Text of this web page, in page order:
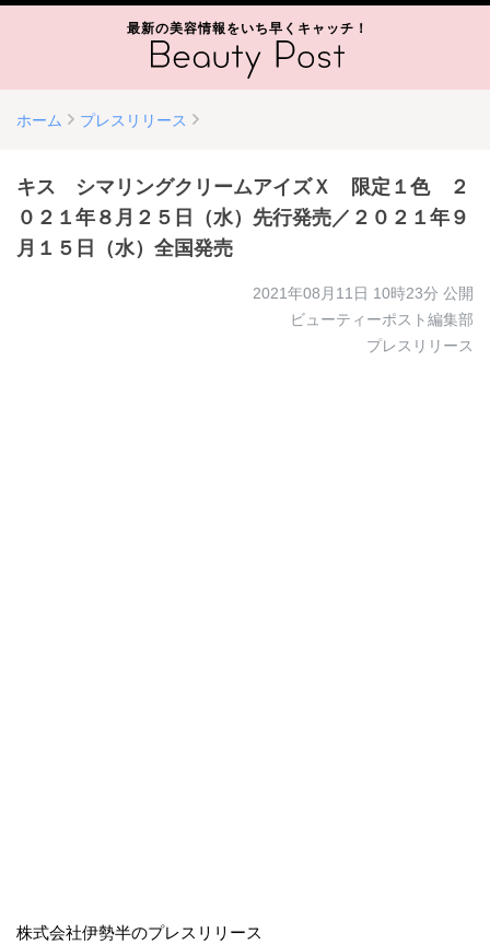
最新の美容情報をいち早くキャッチ！
ホーム プレスリリース
キス シマリングクリームアイズＸ 限定１色 ２
０２１年８月２５日（水）先行発売／２０２１年９
月１５日（水）全国発売
2021年08月11日 10時23分 公開
ビューティーポスト編集部
プレスリリース
株式会社伊勢半のプレスリリース